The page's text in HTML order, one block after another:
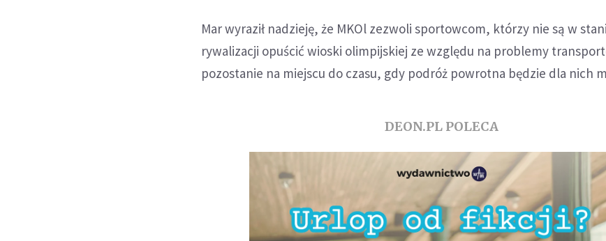
Mar wyraził nadzieję, że MKOl zezwoli sportowcom, którzy nie są w
rywalizacji opuścić wioski olimpijskiej ze względu na problemy
pozostanie na miejscu do czasu, gdy podróż powrotna będzie dla nich
DEON.PL POLECA